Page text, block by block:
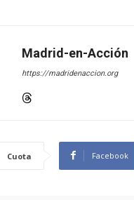
Madrid-en-Acción
https://madridenaccion.org
Cuota Facebook